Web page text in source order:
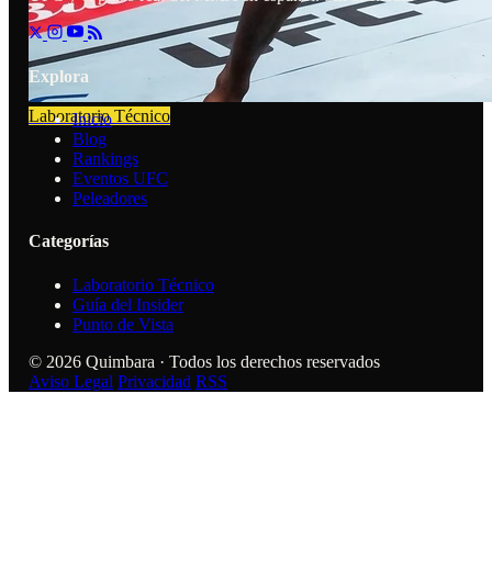
Laboratorio Técnico
Explora
Inicio
Blog
Rankings
Eventos UFC
Peleadores
Categorías
Laboratorio Técnico
Guía del Insider
Punto de Vista
© 2026 Quimbara · Todos los derechos reservados
Aviso Legal Privacidad RSS